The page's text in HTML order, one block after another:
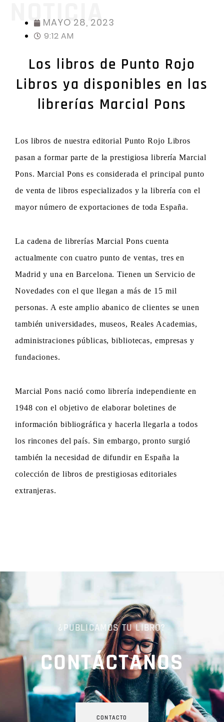
NOTICIA
MAYO 28, 2023
9:12 AM
Los libros de Punto Rojo
Libros ya disponibles en las
librerías Marcial Pons
Los libros de nuestra editorial Punto Rojo Libros
pasan a formar parte de la prestigiosa librería Marcial
Pons. Marcial Pons es considerada el principal punto
de venta de libros especializados y la librería con el
mayor número de exportaciones de toda España.
La cadena de librerías Marcial Pons cuenta
actualmente con cuatro punto de ventas, tres en
Madrid y una en Barcelona. Tienen un Servicio de
Novedades con el que llegan a más de 15 mil
personas. A este amplio abanico de clientes se unen
también universidades, museos, Reales Academias,
administraciones públicas, bibliotecas, empresas y
fundaciones.
Marcial Pons nació como librería independiente en
1948 con el objetivo de elaborar boletines de
información bibliográfica y hacerla llegarla a todos
los rincones del país. Sin embargo, pronto surgió
también la necesidad de difundir en España la
colección de libros de prestigiosas editoriales
extranjeras.
¿PUBLICAMOS TU LIBRO?
CONTÁCTANOS
CONTACTO